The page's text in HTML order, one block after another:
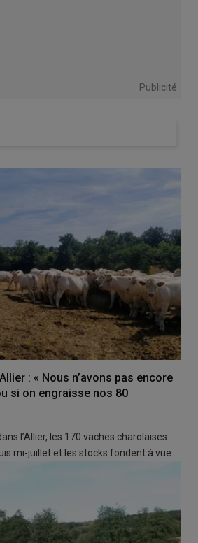
Publicité
: « Nous n’avons pas encore
si on engraisse nos 80
l’Allier, les 170 vaches charolaises
mi-juillet et les stocks fondent à vue…